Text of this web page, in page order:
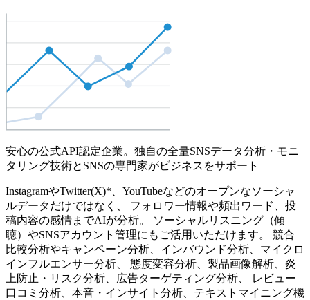
安心の公式API認定企業。独自の全量SNSデータ分析・モニ
タリング技術とSNSの専門家がビジネスをサポート
InstagramやTwitter(X)*、YouTubeなどのオープンなソーシャ
ルデータだけではなく、 フォロワー情報や頻出ワード、投
稿内容の感情までAIが分析。 ソーシャルリスニング（傾
聴）やSNSアカウント管理にもご活用いただけます。 競合
比較分析やキャンペーン分析、インバウンド分析、マイクロ
インフルエンサー分析、 態度変容分析、製品画像解析、炎
上防止・リスク分析、広告ターゲティング分析、 レビュー
口コミ分析、本音・インサイト分析、テキストマイニング機